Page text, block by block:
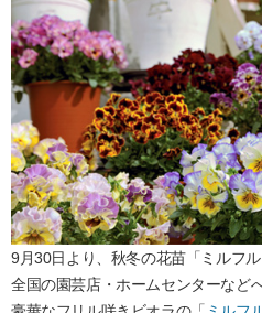
9月30日より、秋冬の花苗「ミルフ
全国の園芸店・ホームセンターなど